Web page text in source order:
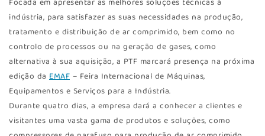
Focada em apresentar as melhores soluções técnicas à
indústria, para satisfazer as suas necessidades na produção,
tratamento e distribuição de ar comprimido, bem como no
controlo de processos ou na geração de gases, como
alternativa à sua aquisição, a PTF marcará presença na próxima
edição da EMAF – Feira Internacional de Máquinas,
Equipamentos e Serviços para a Indústria.
Durante quatro dias, a empresa dará a conhecer a clientes e
visitantes uma vasta gama de produtos e soluções, como